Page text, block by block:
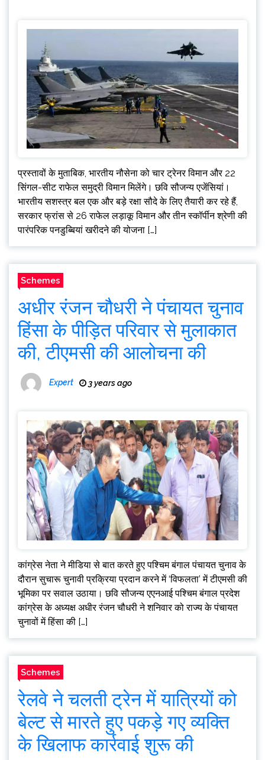
प्रस्तावों के मुताबिक, भारतीय नौसेना को चार ट्रेनर विमान और 22
सिंगल-सीट राफेल समुद्री विमान मिलेंगे। छवि सौजन्य एजेंसियां।
भारतीय सशस्त्र बल एक और बड़े रक्षा सौदे के लिए तैयारी कर रहे हैं,
सरकार फ्रांस से 26 राफेल लड़ाकू विमान और तीन स्कॉर्पीन श्रेणी की
पारंपरिक पनडुब्बियां खरीदने की योजना […]
Schemes
अधीर रंजन चौधरी ने पंचायत चुनाव
हिंसा के पीड़ित परिवार से मुलाकात
की, टीएमसी की आलोचना की
Expert 3 years ago
कांग्रेस नेता ने मीडिया से बात करते हुए पश्चिम बंगाल पंचायत चुनाव के
दौरान सुचारू चुनावी प्रक्रिया प्रदान करने में ‘विफलता’ में टीएमसी की
भूमिका पर सवाल उठाया। छवि सौजन्य एएनआई पश्चिम बंगाल प्रदेश
कांग्रेस के अध्यक्ष अधीर रंजन चौधरी ने शनिवार को राज्य के पंचायत
चुनावों में हिंसा की […]
Schemes
रेलवे ने चलती ट्रेन में यात्रियों को
बेल्ट से मारते हुए पकड़े गए व्यक्ति
के खिलाफ कार्रवाई शुरू की